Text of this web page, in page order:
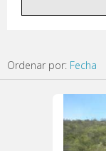
Ordenar por: Fecha